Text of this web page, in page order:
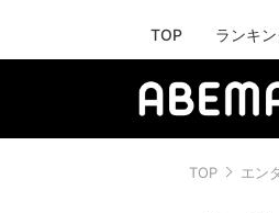
TOP ランキ
TOP エン